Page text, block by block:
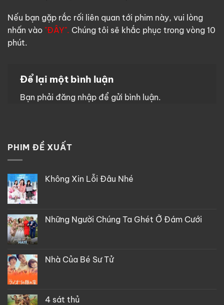
Nếu bạn gặp rắc rối liên quan tới phim này, vui lòng
nhấn vào "ĐÂY". Chúng tôi sẽ khắc phục trong vòng 10
phút.
Để lại một bình luận
Bạn phải đăng nhập để gửi bình luận.
PHIM ĐỀ XUẤT
Không Xin Lỗi Đâu Nhé
Những Người Chúng Ta Ghét Ở Đám Cưới
Nhà Của Bé Sư Tử
4 sát thủ